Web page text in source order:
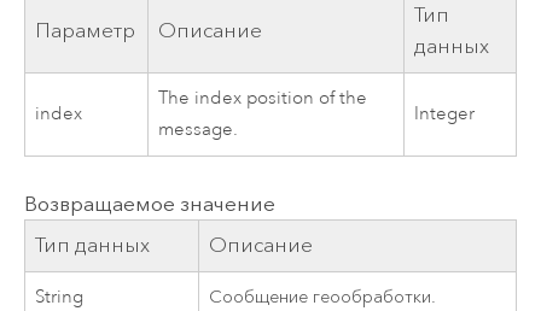
Параметр Описание
Тип
данных
index
The index position of the
message.
Integer
Возвращаемое значение
Тип данных Описание
String Сообщение геообработки.